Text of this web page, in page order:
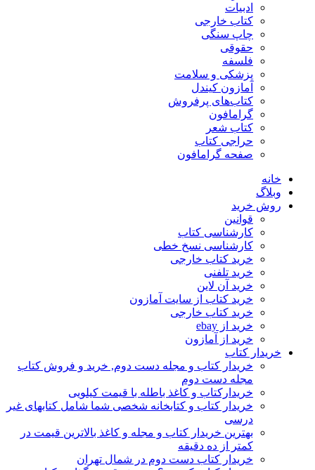
ادبیات
کتاب خارجی
چاپ سنگی
حقوقی
فلسفه
پزشکی و سلامت
آمازون کیندل
کتاب‌های پرفروش
گرامافون
کتاب شعر
حراجی کتاب
صفحه گرامافون
خانه
وبلاگ
روش خرید
قوانین
کارشناسی کتاب
کارشناسی نسخ خطی
خرید کتاب خارجی
خرید تلفنی
خرید آن لاین
خرید کتاب از سایت آمازون
خرید کتاب خارجی
خرید از ebay
خرید از آمازون
خریدار کتاب
خریدار کتاب و مجله دست دوم, خرید و فروش کتاب
مجله دست دوم
خریدارکتاب و کاغذ باطله با قیمت کیلویی
خریدار کتاب و کتابخانه شخصی شما شامل کتابهای غیر
درسی
بهترین خریدار کتاب و مجله و کاغذ بالاترین قیمت در
کمتر از ده دقیقه
خریدار کتاب دست دوم در شمال تهران